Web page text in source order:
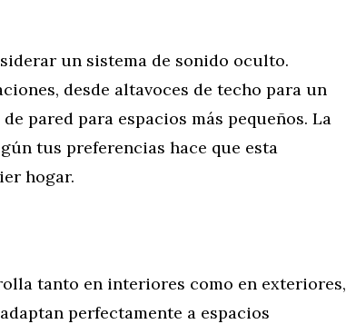
un sistema de sonido oculto.
desde altavoces de techo para un
pared para espacios más pequeños. La
tus preferencias hace que esta
hogar.
tanto en interiores como en exteriores,
perfectamente a espacios